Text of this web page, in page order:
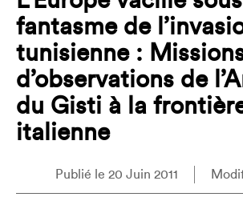
fantasme de
tunisienne :
d’observations de
du Gisti à la
italienne
Publié le 20 Juin 2011